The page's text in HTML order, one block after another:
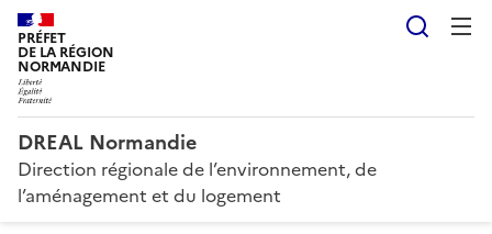
PRÉFET
DE LA RÉGION
NORMANDIE
DREAL Normandie
Direction régionale de l’environnement, de
l’aménagement et du logement